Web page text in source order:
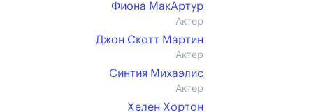
Фиона МакАртур
Актер
Джон Скотт Мартин
Актер
Синтия Михаэлис
Актер
Хелен Хортон